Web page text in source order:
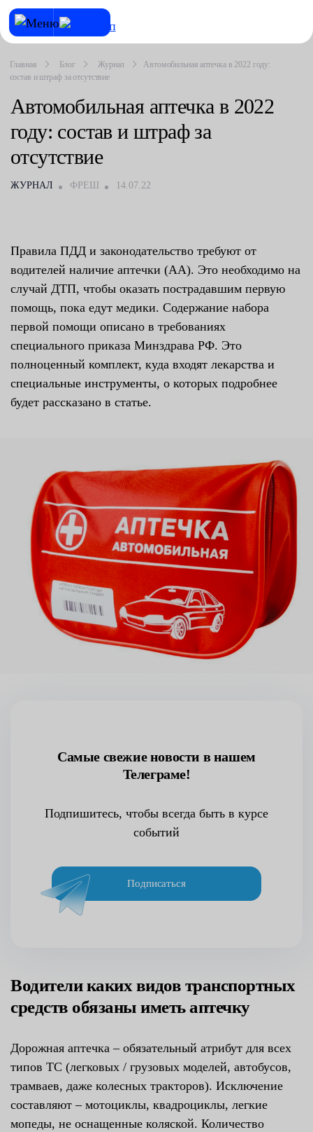
Главная Блог Журнал
Автомобильная аптечка в 2022 году:
состав и штраф за отсутствие
Автомобильная аптечка в 2022
году: состав и штраф за
отсутствие
ЖУРНАЛ ФРЕШ 14.07.22
Правила ПДД и законодательство требуют от
водителей наличие аптечки (АА). Это необходимо на
случай ДТП, чтобы оказать пострадавшим первую
помощь, пока едут медики. Содержание набора
первой помощи описано в требованиях
специального приказа Минздрава РФ. Это
полноценный комплект, куда входят лекарства и
специальные инструменты, о которых подробнее
будет рассказано в статье.
Самые свежие новости в нашем
Телеграме!
Подпишитесь, чтобы всегда быть в курсе
событий
Подписаться
Водители каких видов транспортных
средств обязаны иметь аптечку
Дорожная аптечка – обязательный атрибут для всех
типов ТС (легковых / грузовых моделей, автобусов,
трамваев, даже колесных тракторов). Исключение
составляют – мотоциклы, квадроциклы, легкие
мопеды, не оснащенные коляской. Количество